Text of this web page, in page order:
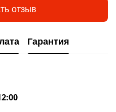
отзыв
Гарантия